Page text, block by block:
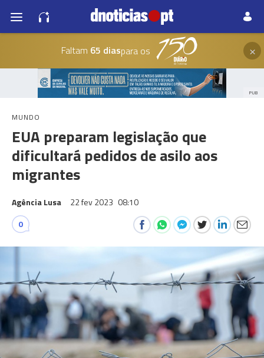
Faltam 65 diaspara os ×
PUB
MUNDO
EUA preparam legislação que
dificultará pedidos de asilo aos
migrantes
Agência Lusa 22 fev 2023 08:10
0